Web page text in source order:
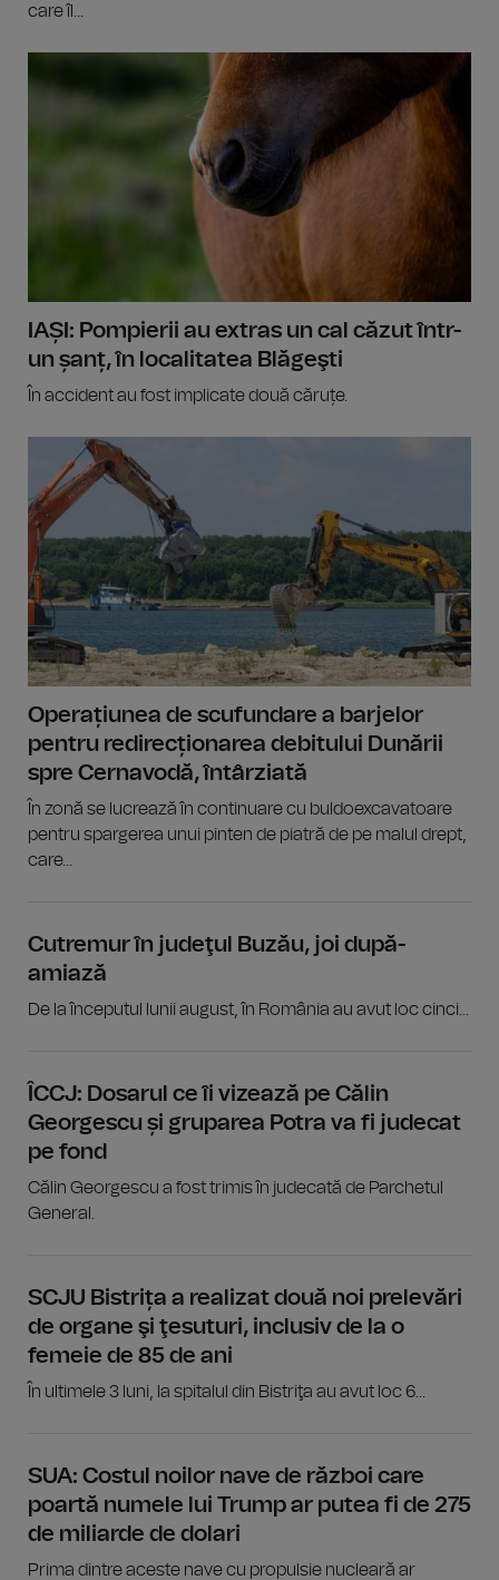
care îl...
IAȘI: Pompierii au extras un cal căzut într-
un șanț, în localitatea Blăgeşti
În accident au fost implicate două căruțe.
Operațiunea de scufundare a barjelor
pentru redirecționarea debitului Dunării
spre Cernavodă, întârziată
În zonă se lucrează în continuare cu buldoexcavatoare
pentru spargerea unui pinten de piatră de pe malul drept,
care...
Cutremur în judeţul Buzău, joi după-
amiază
De la începutul lunii august, în România au avut loc cinci...
ÎCCJ: Dosarul ce îi vizează pe Călin
Georgescu și gruparea Potra va fi judecat
pe fond
Călin Georgescu a fost trimis în judecată de Parchetul
General.
SCJU Bistrița a realizat două noi prelevări
de organe şi ţesuturi, inclusiv de la o
femeie de 85 de ani
În ultimele 3 luni, la spitalul din Bistriţa au avut loc 6...
SUA: Costul noilor nave de război care
poartă numele lui Trump ar putea fi de 275
de miliarde de dolari
Prima dintre aceste nave cu propulsie nucleară ar